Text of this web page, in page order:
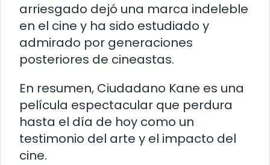
arriesgado dejó una marca indeleble
en el cine y ha sido estudiado y
admirado por generaciones
posteriores de cineastas.
En resumen, Ciudadano Kane es una
película espectacular que perdura
hasta el día de hoy como un
testimonio del arte y el impacto del
cine.